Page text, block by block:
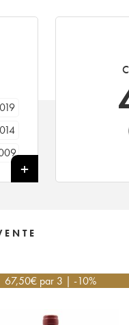
67,50€ par 3 | -10%